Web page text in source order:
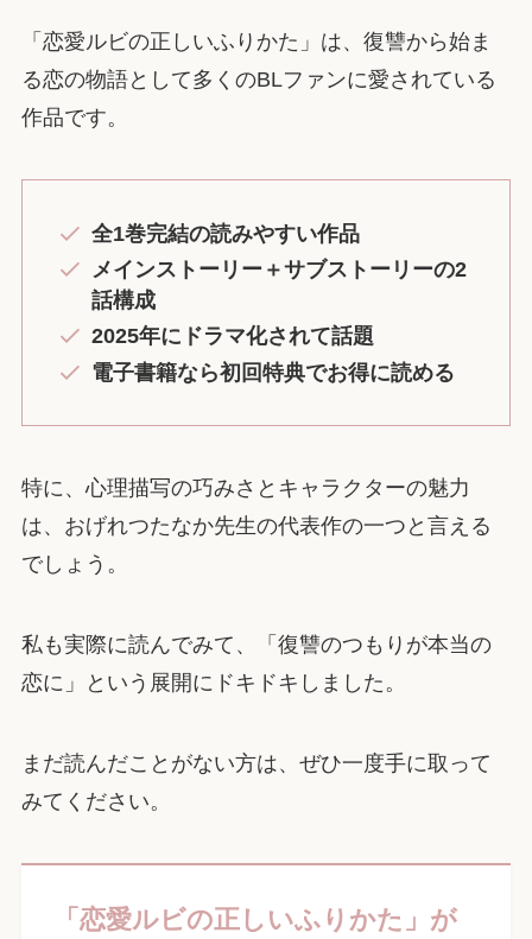
「恋愛ルビの正しいふりかた」は、復讐から始ま
る恋の物語として多くのBLファンに愛されている
作品です。
全1巻完結の読みやすい作品
メインストーリー＋サブストーリーの2
話構成
2025年にドラマ化されて話題
電子書籍なら初回特典でお得に読める
特に、心理描写の巧みさとキャラクターの魅力
は、おげれつたなか先生の代表作の一つと言える
でしょう。
私も実際に読んでみて、「復讐のつもりが本当の
恋に」という展開にドキドキしました。
まだ読んだことがない方は、ぜひ一度手に取って
みてください。
「恋愛ルビの正しいふりかた」が